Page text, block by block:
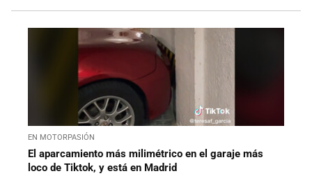
EN MOTORPASIÓN
El aparcamiento más milimétrico en el garaje más
loco de Tiktok, y está en Madrid